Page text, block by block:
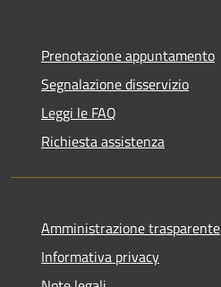
Prenotazione appuntamento
Segnalazione disservizio
Leggi le FAQ
Richiesta assistenza
Amministrazione trasparente
Informativa privacy